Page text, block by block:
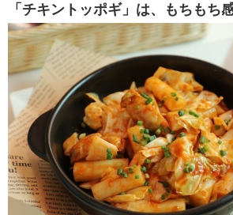
「チキントッポギ」は、もちもち